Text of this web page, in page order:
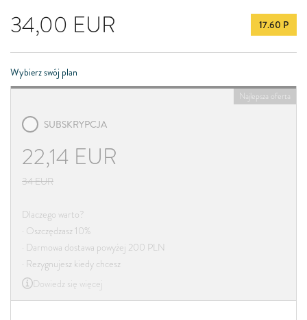
34,00 EUR 17.60 P
Wybierz swój plan
Najlepsza oferta
SUBSKRYPCJA
22,14 EUR
34EUR
Dlaczego warto?
· Oszczędzasz 10%
· Darmowa dostawa powyżej 200 PLN
· Rezygnujesz kiedy chcesz
Dowiedz się więcej